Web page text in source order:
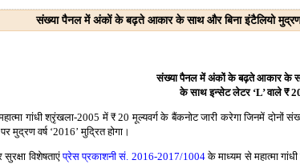
संख्या पैनल में अंकों के बढ़ते आकार के साथ और बिना इंटैलियो
संख्या पैनल में अंकों के बढ़ते आकार के
के साथ इन्सेट लेटर ‘L’ वाले₹
गांधी श्रृंखला-2005 में ₹20 मूल्यवर्ग के बैंकनोट जारी करेगा जिनमें दोनों
मुद्रण वर्ष ‘2016’ मुद्रित होगा।
विशेषताएंप्रेस प्रकाशनी सं. 2016-2017/1004के माध्यम से महात्मा